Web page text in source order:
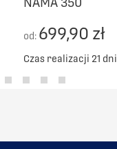
od: 699,90 zł
Czas realizacji 21 dni